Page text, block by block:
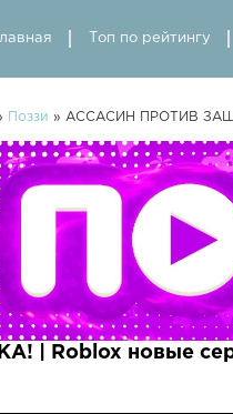
Топ по рейтингу
Поззи » АССАСИН ПРОТИВ
| Roblox новые